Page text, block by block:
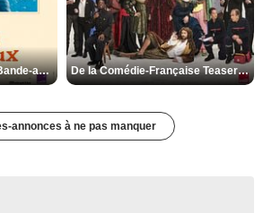
Les Matins merveilleux Bande-annonce VF De la Comédie-Française Teaser VF
annonces à ne pas manquer